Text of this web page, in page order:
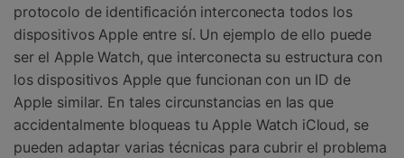
protocolo de identificación interconecta todos los
dispositivos Apple entre sí. Un ejemplo de ello puede
ser el Apple Watch, que interconecta su estructura con
los dispositivos Apple que funcionan con un ID de
Apple similar. En tales circunstancias en las que
accidentalmente bloqueas tu Apple Watch iCloud, se
pueden adaptar varias técnicas para cubrir el problema